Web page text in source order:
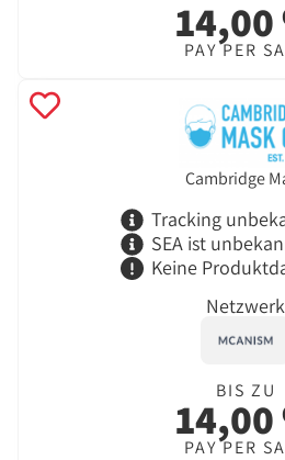
14,00
PAY PER
Cambridge
Tracking
SEA ist
Keine
Netzwerk
BIS ZU
14,00
PAY PER